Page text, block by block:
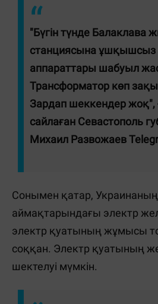
"Бүгін түнде Балаклава
станциясына ұшқышсыз
аппараттары шабуыл
Трансформатор көп
Зардап шеккендер жоқ",
сайлаған Севастополь
Михаил Развожаев
Сонымен қатар,
аймақтарындағы электр
электр қуатының жұмысы
соққан. Электр қуатының
шектелуі мүмкін.